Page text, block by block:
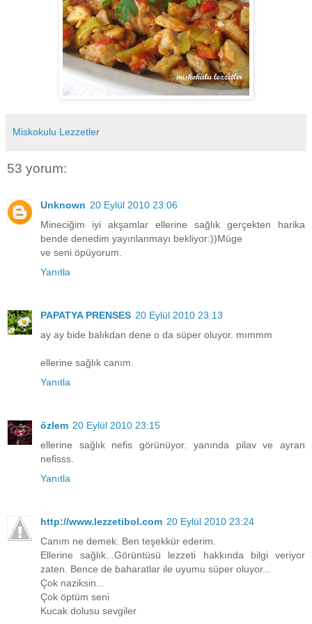
Miskokulu Lezzetler
53 yorum:
Unknown 20 Eylül 2010 23:06
Mineciğim iyi akşamlar ellerine sağlık gerçekten harika
bende denedim yayınlanmayı bekliyor:))Müge
ve seni öpüyorum.
Yanıtla
PAPATYA PRENSES 20 Eylül 2010 23:13
ay ay bide balıkdan dene o da süper oluyor. mımmm
ellerine sağlık canım.
Yanıtla
özlem 20 Eylül 2010 23:15
ellerine sağlık nefis görünüyor. yanında pilav ve ayran
nefisss.
Yanıtla
http://www.lezzetibol.com 20 Eylül 2010 23:24
Canım ne demek. Ben teşekkür ederim.
Ellerine sağlık...Görüntüsü lezzeti hakkında bilgi veriyor
zaten. Bence de baharatlar ile uyumu süper oluyor...
Çok naziksin...
Çok öptüm seni
Kucak dolusu sevgiler